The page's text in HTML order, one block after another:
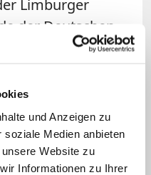
und Anzeigen zu
soziale Medien anbieten
Website zu
Informationen zu Ihrer
Limburger
der Deutschen
Bätzing, laut
der Kölner
er sehe
katholischen